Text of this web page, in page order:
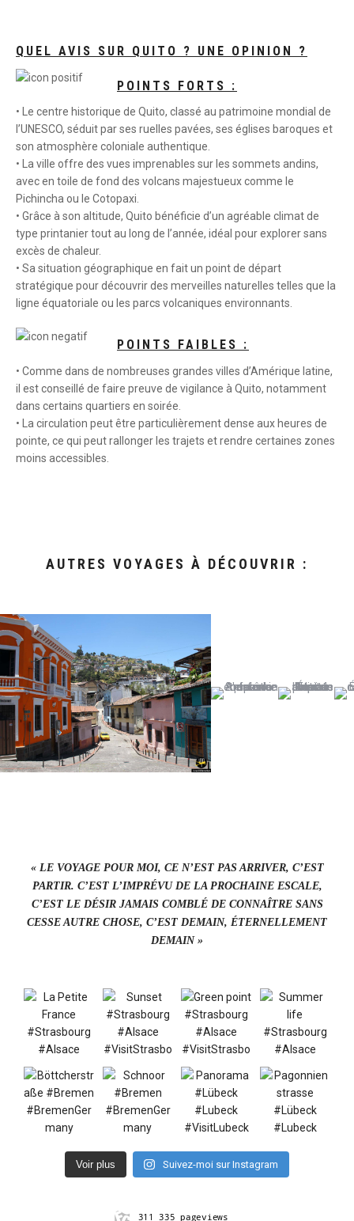
QUEL AVIS SUR QUITO ? UNE OPINION ?
POINTS FORTS :
• Le centre historique de Quito, classé au patrimoine mondial de
l’UNESCO, séduit par ses ruelles pavées, ses églises baroques et
son atmosphère coloniale authentique.
• La ville offre des vues imprenables sur les sommets andins,
avec en toile de fond des volcans majestueux comme le
Pichincha ou le Cotopaxi.
• Grâce à son altitude, Quito bénéficie d’un agréable climat de
type printanier tout au long de l’année, idéal pour explorer sans
excès de chaleur.
• Sa situation géographique en fait un point de départ
stratégique pour découvrir des merveilles naturelles telles que la
ligne équatoriale ou les parcs volcaniques environnants.
POINTS FAIBLES :
• Comme dans de nombreuses grandes villes d’Amérique latine,
il est conseillé de faire preuve de vigilance à Quito, notamment
dans certains quartiers en soirée.
• La circulation peut être particulièrement dense aux heures de
pointe, ce qui peut rallonger les trajets et rendre certaines zones
moins accessibles.
AUTRES VOYAGES À DÉCOUVRIR :
« LE VOYAGE POUR MOI, CE N’EST PAS ARRIVER, C’EST
PARTIR. C’EST L’IMPRÉVU DE LA PROCHAINE ESCALE,
C’EST LE DÉSIR JAMAIS COMBLÉ DE CONNAÎTRE SANS
CESSE AUTRE CHOSE, C’EST DEMAIN, ÉTERNELLEMENT
DEMAIN »
Voir plus Suivez-moi sur Instagram